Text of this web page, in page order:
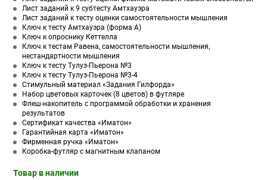
Лист заданий к 9 субтесту Амтхауэра
Лист заданий к тесту оценки самостоятельности мышления
Ключ к тесту Амтхауэра (форма А)
Ключ к опроснику Кеттелла
Ключ к тестам Равена, самостоятельности мышления,
нестандартности мышления
Ключ к тесту Тулуз-Пьерона №3
Ключ к тесту Тулуз-Пьерона №3-4
Стимульный материал «Задания Гилфорда»
Набор цветовых карточек (8 цветов) в футляре
Флеш-накопитель с программой обработки и хранения
результатов
Сертификат качества «Иматон»
Гарантийная карта «Иматон»
Фирменная ручка «Иматон»
Коробка-футляр с магнитным клапаном
Товар в наличии